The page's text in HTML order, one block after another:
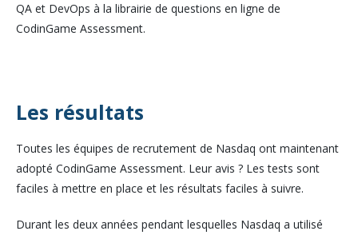
QA et DevOps à la librairie de questions en ligne de
CodinGame Assessment.
Les résultats
Toutes les équipes de recrutement de Nasdaq ont maintenant
adopté CodinGame Assessment. Leur avis ? Les tests sont
faciles à mettre en place et les résultats faciles à suivre.
Durant les deux années pendant lesquelles Nasdaq a utilisé